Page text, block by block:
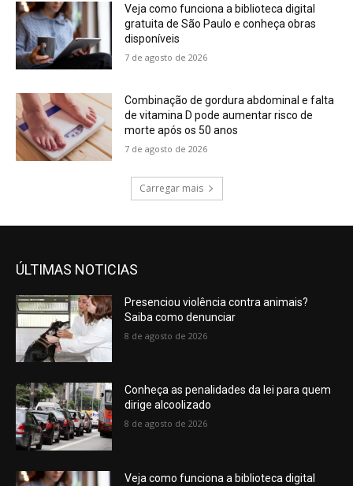
Veja como funciona a biblioteca digital
gratuita de São Paulo e conheça obras
disponíveis
7 de agosto de 2026
Combinação de gordura abdominal e falta
de vitamina D pode aumentar risco de
morte após os 50 anos
7 de agosto de 2026
Carregar mais
ÚLTIMAS NOTICIAS
Presenciou violência contra animais?
Saiba como denunciar
8 de agosto de 2026
Conheça as penalidades da lei para quem
dirige alcoolizado
8 de agosto de 2026
Veja como funciona a biblioteca digital